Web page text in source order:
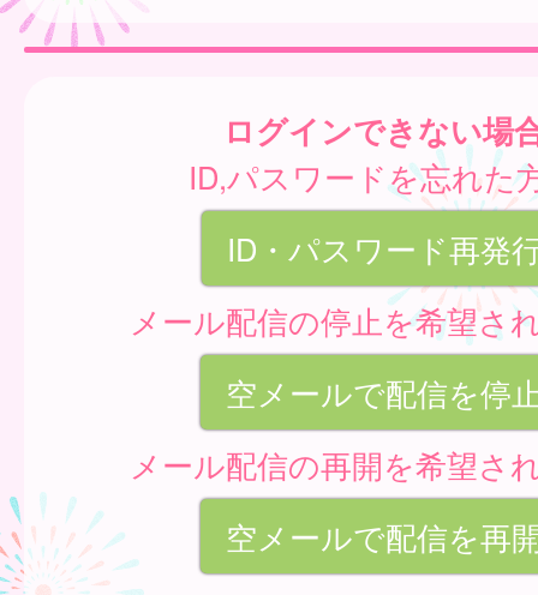
ログインできない場
ID,パスワードを忘れた
ID・パスワード再発
メール配信の停止を希望さ
空メールで配信を停
メール配信の再開を希望さ
空メールで配信を再